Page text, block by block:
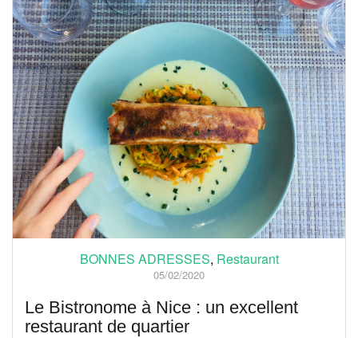
BONNES ADRESSES, Restaurant
05/02/2020
Le Bistronome à Nice : un excellent
restaurant de quartier